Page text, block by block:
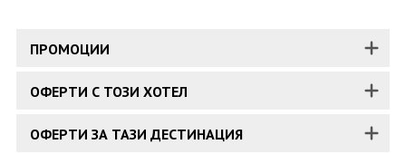
ПРОМОЦИИ
ОФЕРТИ С ТОЗИ ХОТЕЛ
ОФЕРТИ ЗА ТАЗИ ДЕСТИНАЦИЯ